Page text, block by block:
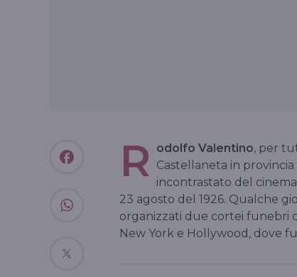
R odolfo Valentino, per
Castellaneta in provincia
incontrastato del
23 agosto del 1926. Qualche
organizzati due cortei funebri
New York e Hollywood, dove